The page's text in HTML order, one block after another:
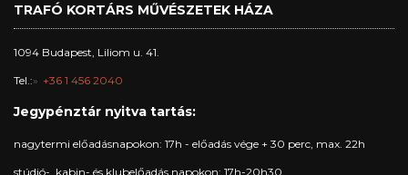
TRAFÓ KORTÁRS MŰVÉSZETEK HÁZA
1094 Budapest, Liliom u. 41.
Tel.: +36 1 456 2040
Jegypénztár nyitva tartás:
nagytermi előadásnapokon: 17h - előadás vége + 30 perc, max. 22h
stúdió-, kabin- és klubelőadás napokon: 17h-20h30